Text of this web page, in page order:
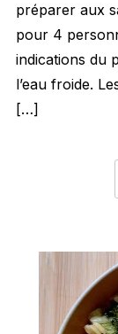
préparer aux
pour 4
indications du
l’eau froide.
[…]